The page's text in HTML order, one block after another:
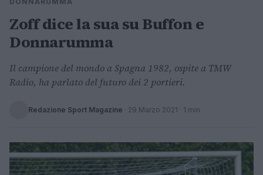
Zoff dice la sua su Buffon e
Donnarumma
Il campione del mondo a Spagna 1982, ospite a TMW
Radio, ha parlato del futuro dei 2 portieri.
Redazione Sport Magazine · 29 Marzo 2021 · 1 min